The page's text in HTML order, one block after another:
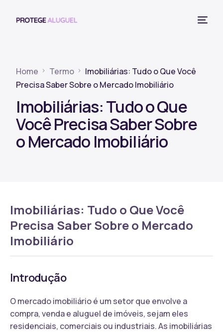
Home Termo
Imobiliárias: Tudo o Que Você
Precisa Saber Sobre o Mercado Imobiliário
Imobiliárias: Tudo o Que
Você Precisa Saber Sobre
o Mercado Imobiliário
Imobiliárias: Tudo o Que Você
Precisa Saber Sobre o Mercado
Imobiliário
Introdução
O mercado imobiliário é um setor que envolve a
compra, venda e aluguel de imóveis, sejam eles
residenciais, comerciais ou industriais. As imobiliárias